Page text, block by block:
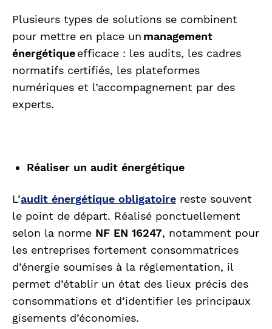
Plusieurs types de solutions se combinent
pour mettre en place un management
énergétiqueefficace : les audits, les cadres
normatifs certifiés, les plateformes
numériques et l’accompagnement par des
experts.
Réaliser un audit énergétique
L’audit énergétique obligatoire reste souvent
le point de départ. Réalisé ponctuellement
selon la norme NF EN 16247, notamment pour
les entreprises fortement consommatrices
d’énergie soumises à la réglementation, il
permet d’établir un état des lieux précis des
consommations et d’identifier les principaux
gisements d’économies.